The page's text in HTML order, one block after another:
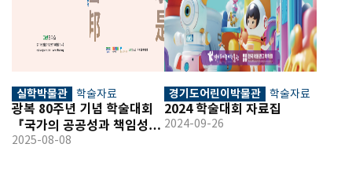
실학박물관 학술자료
광복 80주년 기념 학술대회
『국가의 공공성과 책임성,
길학으로 대한민국을
2025-08-08
경기도어린이박물관 학술자료
2024 학술대회 자료집
2024-09-26